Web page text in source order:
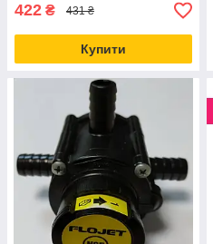
422 ₴ 431 ₴
Купити